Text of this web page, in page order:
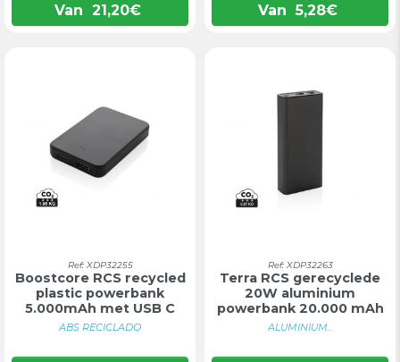
Van 21,20€ Van 5,28€
Ref: XDP32255
Boostcore RCS recycled
plastic powerbank
5.000mAh met USB C
ABS RECICLADO
Ref: XDP32263
Terra RCS gerecyclede
20W aluminium
powerbank 20.000 mAh
ALUMINIUM...